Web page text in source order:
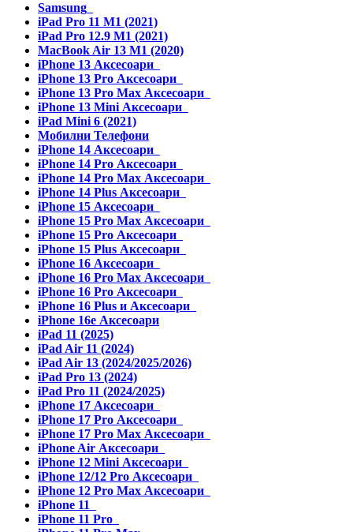
Samsung
iPad Pro 11 M1 (2021)
iPad Pro 12.9 M1 (2021)
MacBook Air 13 M1 (2020)
iPhone 13 Аксесоари
iPhone 13 Pro Аксесоари
iPhone 13 Pro Max Аксесоари
iPhone 13 Mini Аксесоари
iPad Mini 6 (2021)
Мобилни Телефони
iPhone 14 Аксесоари
iPhone 14 Pro Аксесоари
iPhone 14 Pro Max Аксесоари
iPhone 14 Plus Аксесоари
iPhone 15 Аксесоари
iPhone 15 Pro Max Аксесоари
iPhone 15 Pro Аксесоари
iPhone 15 Plus Аксесоари
iPhone 16 Аксесоари
iPhone 16 Pro Max Аксесоари
iPhone 16 Pro Аксесоари
iPhone 16 Plus и Аксесоари
iPhone 16e Аксесоари
iPad 11 (2025)
iPad Air 11 (2024)
iPad Air 13 (2024/2025/2026)
iPad Pro 13 (2024)
iPad Pro 11 (2024/2025)
iPhone 17 Аксесоари
iPhone 17 Pro Аксесоари
iPhone 17 Pro Max Аксесоари
iPhone Air Аксесоари
iPhone 12 Mini Аксесоари
iPhone 12/12 Pro Аксесоари
iPhone 12 Pro Max Аксесоари
iPhone 11
iPhone 11 Pro